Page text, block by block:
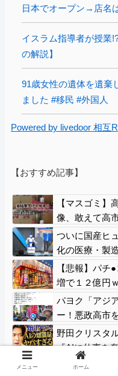
日本でオープン→店名
イスラム指導者が授業
の解説】
91歳女性の遺体を遺棄
ました #移民 #外国人
Powered by livedoor 相互
【おすすめ記事】
【マスゴミ】
像、敢えて高
る
ついに国産ヒ
化の医療・製
【悲報】パチ
増で１２億円
パヨク「アジ
ー！悪政高市
野田クリスタ
『AIに仕事を
なた達は"仕事
【速報】子ど
メニュー ホーム